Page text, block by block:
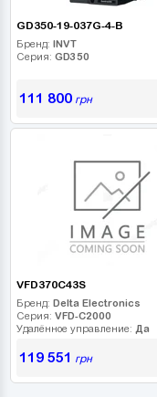
GD350-19-037G-4-B
Бренд: INVT
Серия: GD350
111 800грн
VFD370C43S
Бренд: Delta Electronics
Серия: VFD-C2000
Удалённое управление: Да
119 551 грн